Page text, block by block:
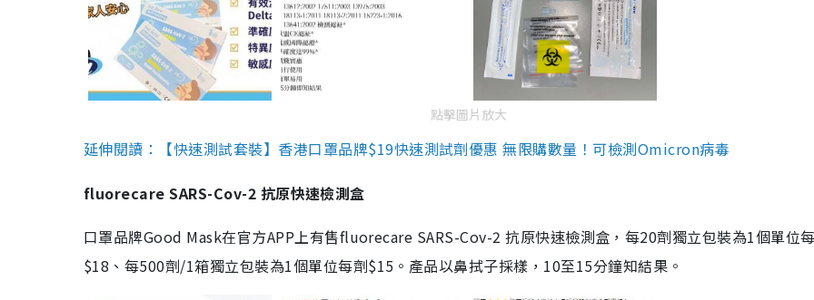
點擊圖片放大
延伸閱讀：【快速測試套裝】香港口罩品牌$19快速測試劑優惠 無限購數量！可檢測Omicron病毒
fluorecare SARS-Cov-2 抗原快速檢測盒
口罩品牌Good Mask在官方APP上有售fluorecare SARS-Cov-2 抗原快速檢測盒，每20劑獨立包裝為1個單位
$18、每500劑/1箱獨立包裝為1個單位每劑$15。產品以鼻拭子採樣，10至15分鐘知結果。